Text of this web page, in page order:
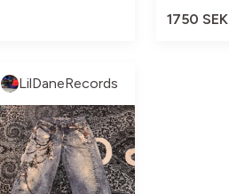
1750 SEK
LilDaneRecords